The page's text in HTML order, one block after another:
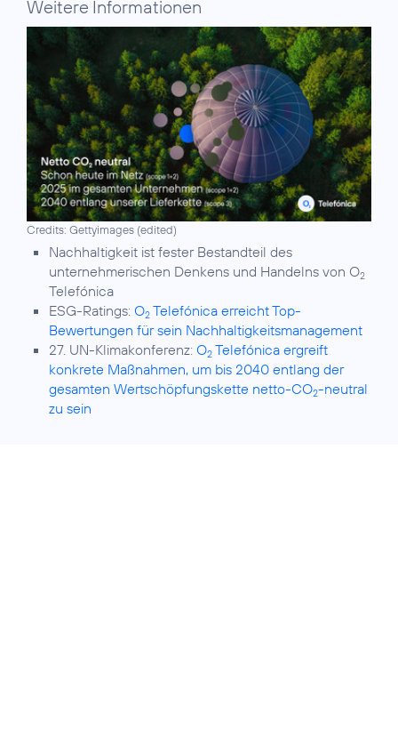
Weitere Informationen
Credits: Gettyimages (edited)
Nachhaltigkeit ist fester Bestandteil des
unternehmerischen Denkens und Handelns von O2
Telefónica
ESG-Ratings: O2 Telefónica erreicht Top-
Bewertungen für sein Nachhaltigkeitsmanagement
27. UN-Klimakonferenz: O2 Telefónica ergreift
konkrete Maßnahmen, um bis 2040 entlang der
gesamten Wertschöpfungskette netto-CO2-neutral
zu sein